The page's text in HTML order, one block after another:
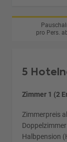
pro Pers.
5
Zimmer 1 (2
Zimmerpreis
Halbpension